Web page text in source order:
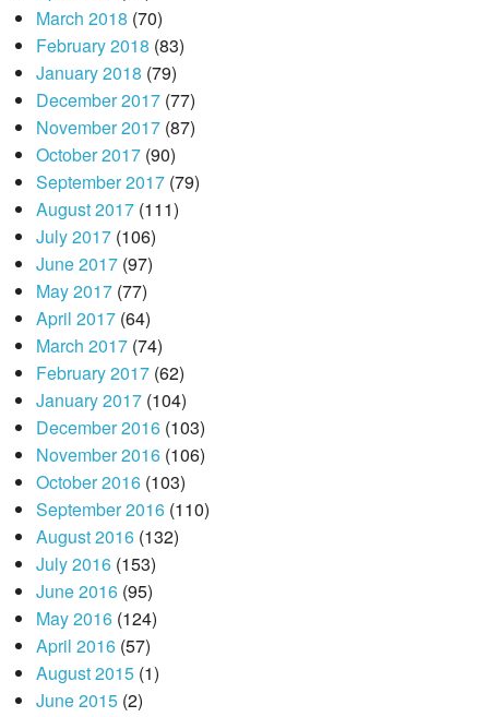
March 2018 (70)
February 2018 (83)
January 2018 (79)
December 2017(77)
November 2017(87)
October 2017(90)
September 2017(79)
August 2017(111)
July 2017(106)
June 2017(97)
May 2017(77)
April 2017(64)
March 2017(74)
February 2017(62)
January 2017(104)
December 2016(103)
November 2016(106)
October 2016(103)
September 2016(110)
August 2016(132)
July 2016(153)
June 2016(95)
May 2016(124)
April 2016(57)
August 2015(1)
June 2015(2)